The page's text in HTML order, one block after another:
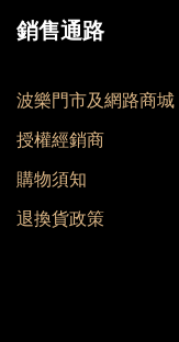
銷售通路
波樂門市及網路商城
授權經銷商
購物須知
退換貨政策